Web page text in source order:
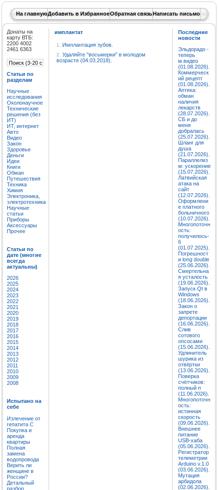
На главнуюДобавить в ИзбранноеОбратная связьНаписать письмо
Донаты на
карту ВТБ:
2200 4002
2461 6363
Статьи по
разделам
Научные
исследования
Околонаучное
Технические
решения (без
ИТ)
ИТ, интернет
Авто
Видео
Закон
Здоровье
Деньги
Идеи
Книги
Обман
Путешествия
Техника
Химия
Электроника,
электротехника
Научные
статьи
Приборы
Аксессуары
Прочее
Статьи по
дате (многие
всегда
актуальны)
2026
2025
2024
2023
2022
2021
2020
2019
2018
2017
2016
2015
2014
2013
2012
2011
2010
2009
2008
Испытано на
себе
Излечение от
гепатита C
Покупка и
аренда
квартиры
Полная
замена
водопровода
Верить ли
женщине в
России?
Детальный
разбор
имплантат
1. Имплантация зубов.
2. Удаляйте "восьмерки" в молодом
возрасте (04.03.2018).
Последние
новости
Эльдорадо -
теперь
м.видео
(01.08.2026).
Коммерческ
ий рецепт
(01.08.2026).
Аптека:
обман
наличия
лекарств
(28.07.2026).
СБ и до
меня
добралась
(25.07.2026).
Шланг для
душа
(21.07.2026).
Параллелиз
м: ускорение
(15.07.2026).
Латвийская
атака на
сайт
(12.07.2026).
Оформлени
е платного
больничного
(10.07.2026).
Многопоточн
ость:
получилось-
6
(01.07.2025).
Погрешност
и long double
(25.06.2026).
Смертельна
я усталость
(19.06.2026).
Запуск Qt в
Windows
(18.06.2026).
Закон о
запрете
депортации
(16.06.2026).
Слив
сотового
опсосами
(15.06.2026).
Удлинитель
шурика из
отвёртки
(13.06.2026).
Поверка
счётчиков:
полный п
(11.06.2026).
Многопоточн
ость:
истинная
скорость
(09.06.2026).
Внешнее
питание
USB-хаба
(05.06.2026).
Регистратор
телеметрии
Arduino v.1.0
(03.06.2026).
Мутация
арбидола
(02.06.2026).